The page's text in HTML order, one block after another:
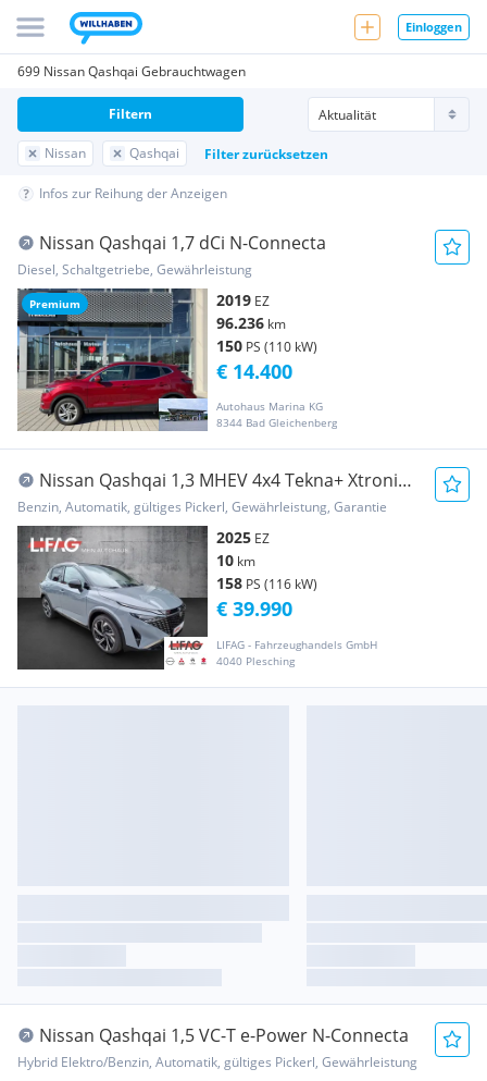
Einloggen
699 Nissan Qashqai Gebrauchtwagen
Nissan Qashqai Filter zurücksetzen
Filtern
Infos zur Reihung der Anzeigen
Premium
Nissan Qashqai 1,7 dCi N-Connecta
Diesel, Schaltgetriebe, Gewährleistung
2019 EZ
96.236 km
150 PS (110 kW)
Autohaus Marina KG
8344 Bad Gleichenberg
€ 14.400
Nissan Qashqai 1,3 MHEV 4x4 Tekna+ Xtronic
*ab € 38.99...
Benzin, Automatik, gültiges Pickerl, Gewährleistung, Garantie
2025 EZ
10 km
158 PS (116 kW)
LIFAG - Fahrzeughandels GmbH
4040 Plesching
€ 39.990
Nissan Qashqai 1,5 VC-T e-Power N-Connecta
Hybrid Elektro/Benzin, Automatik, gültiges Pickerl, Gewährleistung